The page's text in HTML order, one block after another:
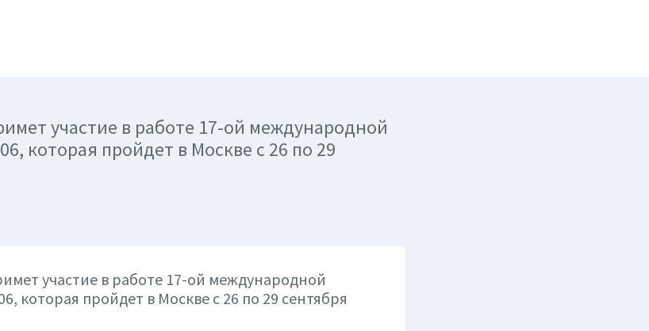
участие в работе 17-ой международной
которая пройдет в Москве с 26 по 29
участие в работе 17-ой международной
которая пройдет в Москве с 26 по 29 сентября